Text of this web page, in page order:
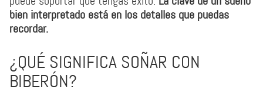
bien interpretado está en los detalles que puedas
recordar.
¿QUÉ SIGNIFICA SOÑAR CON
BIBERÓN?